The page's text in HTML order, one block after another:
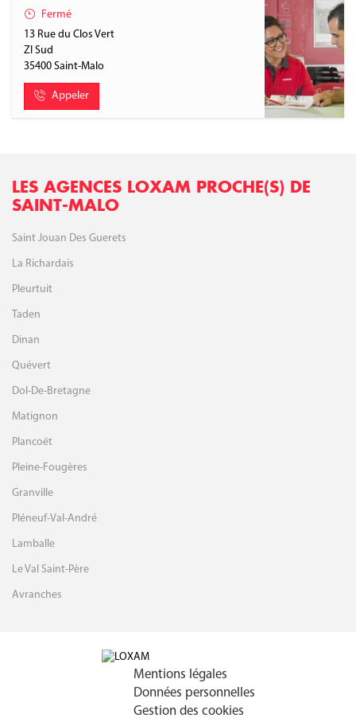
Fermé
13 Rue du Clos Vert
ZI Sud
35400 Saint-Malo
Appeler
LES AGENCES LOXAM PROCHE(S) DE
SAINT-MALO
Saint Jouan Des Guerets
La Richardais
Pleurtuit
Taden
Dinan
Quévert
Dol-De-Bretagne
Matignon
Plancoët
Pleine-Fougères
Granville
Pléneuf-Val-André
Lamballe
Le Val Saint-Père
Avranches
Mentions légales
Données personnelles
Gestion des cookies